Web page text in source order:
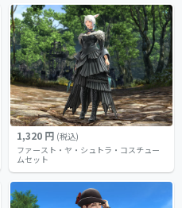
1,320 円 (税込)
ファースト・ヤ・シュトラ・コスチュー
ムセット